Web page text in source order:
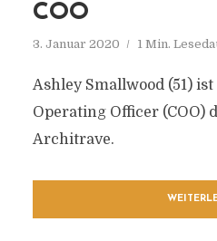
COO
3. Januar 2020 1 Min.
Ashley Smallwood (51)
Operating Officer (COO)
Architrave.